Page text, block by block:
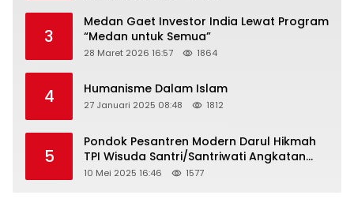
3
Medan Gaet Investor India Lewat Program
“Medan untuk Semua”
28 Maret 2026 16:57 1864
4 Humanisme Dalam Islam
27 Januari 2025 08:48 1812
5
Pondok Pesantren Modern Darul Hikmah
TPI Wisuda Santri/Santriwati Angkatan
XXXIII
10 Mei 2025 16:46 1577